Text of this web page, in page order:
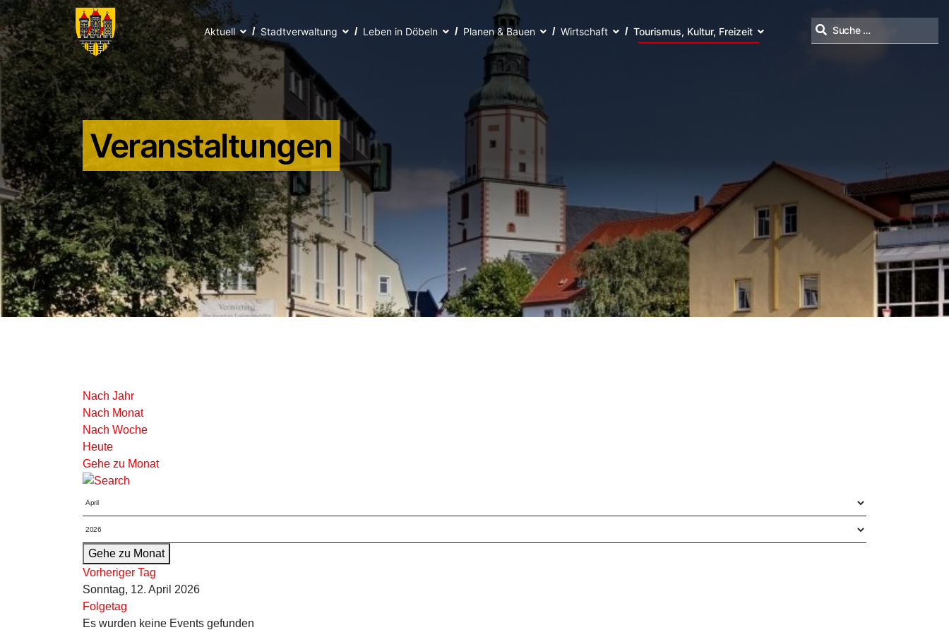
Aktuell Stadtverwaltung Leben in Döbeln Planen & Bauen Wirtschaft Tourismus, Kultur, Freizeit
Veranstaltungen
Nach Jahr
Nach Monat
Nach Woche
Heute
Gehe zu Monat
Gehe zu Monat
Vorheriger Tag
Sonntag, 12. April 2026
Folgetag
Es wurden keine Events gefunden